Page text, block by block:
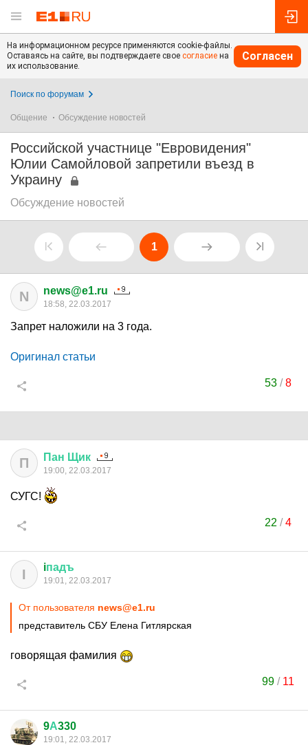
На информационном ресурсе применяются cookie-файлы.
Оставаясь на сайте, вы подтверждаете свое согласие на
их использование.
Согласен
Поиск по форумам
Общение Обсуждение новостей
Российской участнице "Евровидения"
Юлии Самойловой запретили въезд в
Украину
Обсуждение новостей
1
N news@e1.ru
18:58, 22.03.2017
Запрет наложили на 3 года.
Оригинал статьи
53 /8
П Пан Щик
19:00, 22.03.2017
СУГС!
22 /4
I iпадъ
19:01, 22.03.2017
От пользователя news@e1.ru
представитель СБУ Елена Гитлярская
говорящая фамилия
99 / 11
9А330
19:01, 22.03.2017